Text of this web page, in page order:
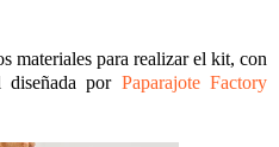
materiales para realizar el kit, con
diseñada por Paparajote Factory